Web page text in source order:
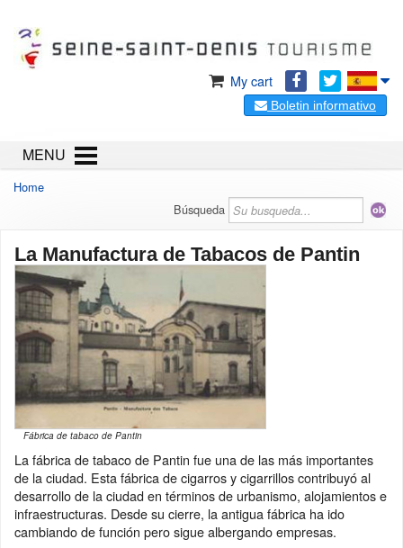
My cart
Boletin informativo
MENU
Home
Búsqueda
La Manufactura de Tabacos de Pantin
Fábrica de tabaco de Pantin
La fábrica de tabaco de Pantin fue una de las más importantes
de la ciudad. Esta fábrica de cigarros y cigarrillos contribuyó al
desarrollo de la ciudad en términos de urbanismo, alojamientos e
infraestructuras. Desde su cierre, la antigua fábrica ha ido
cambiando de función pero sigue albergando empresas.